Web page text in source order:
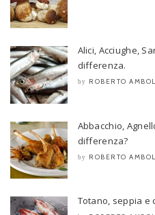
Alici, Acciughe,
differenza.
by ROBERTO
Abbacchio,
differenza?
by ROBERTO
Totano, seppia e